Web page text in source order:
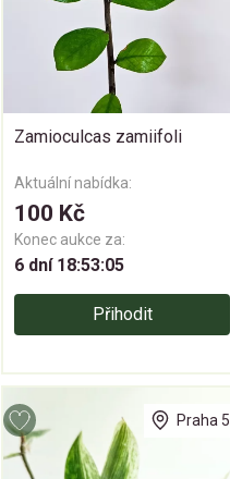
Zamioculcas zamiifoli
Aktuální nabídka:
100 Kč
Konec aukce za:
6 dní 18:53:04
Přihodit
Praha 5